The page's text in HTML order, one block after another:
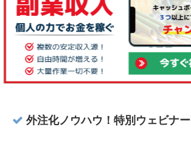
外注化ノウハウ！特別ウェビナー